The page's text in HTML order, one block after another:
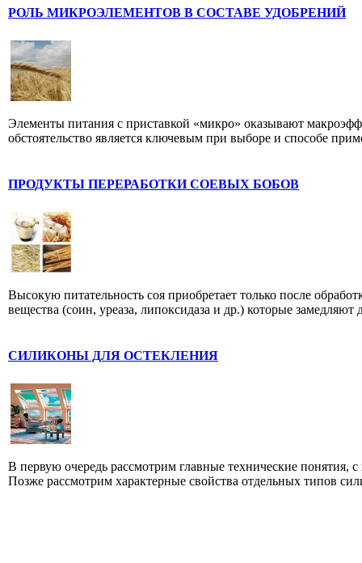
РОЛЬ МИКРОЭЛЕМЕНТОВ В СОСТАВЕ УДОБРЕНИЙ
Элементы питания с приставкой «микро» оказывают
обстоятельство является ключевым при выборе и способе
ПРОДУКТЫ ПЕРЕРАБОТКИ СОЕВЫХ БОБОВ
Высокую питательность соя приобретает только после
вещества (соин, уреаза, липоксидаза и др.) которые замедляют
СИЛИКОНЫ ДЛЯ ОСТЕКЛЕНИЯ
В первую очередь рассмотрим главные технические понятия,
Позже рассмотрим характерные свойства отдельных типов